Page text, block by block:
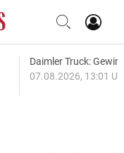
Daimler Truck:
07.08.2026, 13:01